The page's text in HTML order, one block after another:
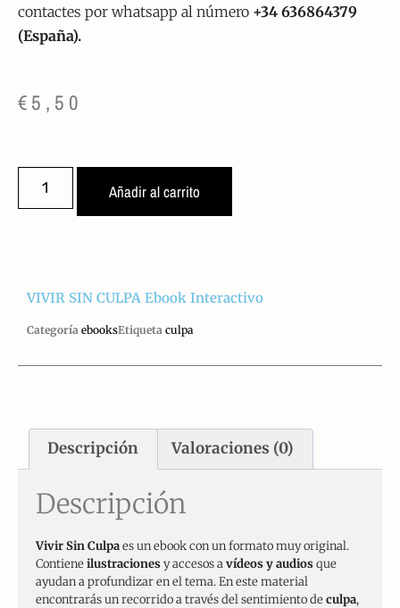
contactes por whatsapp al número +34 636864379
(España).
€5,50
Añadir al carrito
VIVIR SIN CULPA Ebook Interactivo
Categoría ebooksEtiqueta culpa
Descripción Valoraciones (0)
Descripción
Vivir Sin Culpaes un ebook con un formato muy original.
Contieneilustracionesy accesos avídeos y audiosque
ayudan a profundizar en el tema. En este material
encontrarás un recorrido a través del sentimiento deculpa,